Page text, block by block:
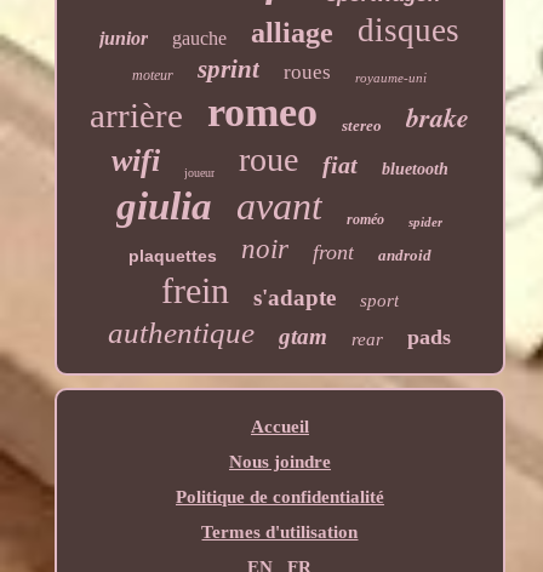
junior gauche alliage disques
moteur sprint roues royaume-uni
arrière romeo stereo brake
wifi joueur roue fiat bluetooth
giulia avant roméo spider
plaquettes noir front android
frein s'adapte sport
authentique gtam rear pads
Accueil
Nous joindre
Politique de confidentialité
Termes d'utilisation
EN
FR